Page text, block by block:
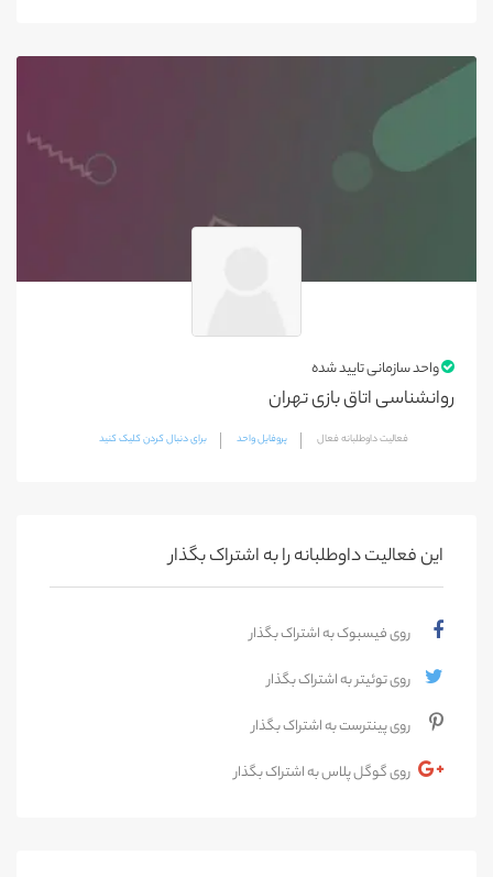
واحد سازمانی تایید شده
روانشناسی اتاق بازی تهران
فعالیت داوطلبانه فعال پروفایل واحد برای دنبال کردن کلیک کنید
این فعالیت‌ داوطلبانه را به اشتراک بگذار
روی فیسبوک به اشتراک بگذار
روی توئیتر به اشتراک بگذار
روی پینترست به اشتراک بگذار
روی گوگل پلاس به اشتراک بگذار